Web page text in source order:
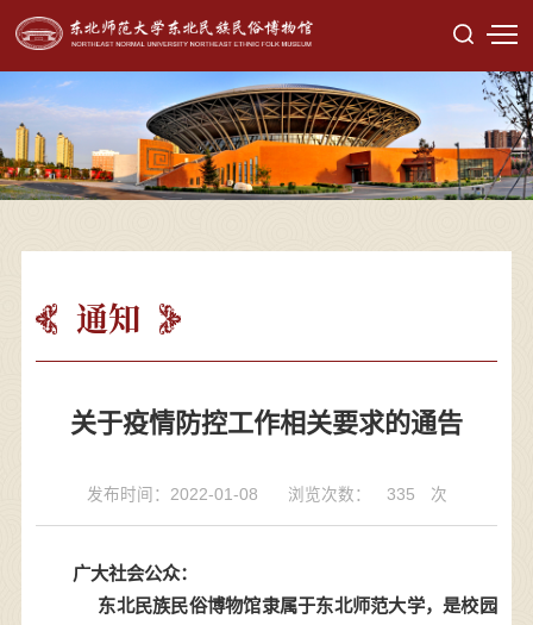
通知
关于疫情防控工作相关要求的通告
发布时间：2022-01-08 浏览次数： 335 次
广大社会公众：
东北民族民俗博物馆隶属于东北师范大学，是校园